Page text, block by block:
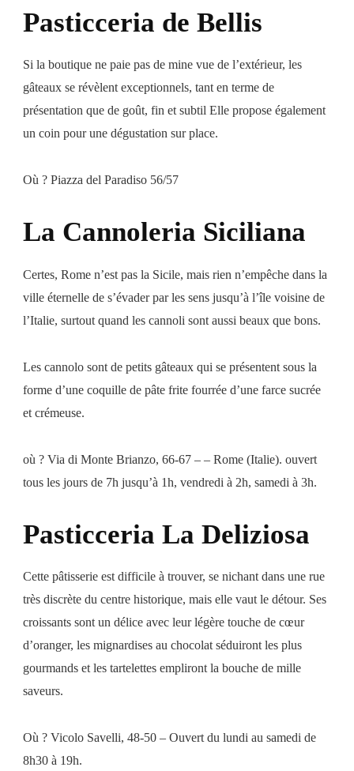
Pasticceria de Bellis
Si la boutique ne paie pas de mine vue de l’extérieur, les
gâteaux se révèlent exceptionnels, tant en terme de
présentation que de goût, fin et subtil Elle propose également
un coin pour une dégustation sur place.
Où ? Piazza del Paradiso 56/57
La Cannoleria Siciliana
Certes, Rome n’est pas la Sicile, mais rien n’empêche dans la
ville éternelle de s’évader par les sens jusqu’à l’île voisine de
l’Italie, surtout quand les cannoli sont aussi beaux que bons.
Les cannolo sont de petits gâteaux qui se présentent sous la
forme d’une coquille de pâte frite fourrée d’une farce sucrée
et crémeuse.
où ? Via di Monte Brianzo, 66-67 – – Rome (Italie). ouvert
tous les jours de 7h jusqu’à 1h, vendredi à 2h, samedi à 3h.
Pasticceria La Deliziosa
Cette pâtisserie est difficile à trouver, se nichant dans une rue
très discrète du centre historique, mais elle vaut le détour. Ses
croissants sont un délice avec leur légère touche de cœur
d’oranger, les mignardises au chocolat séduiront les plus
gourmands et les tartelettes empliront la bouche de mille
saveurs.
Où ? Vicolo Savelli, 48-50 – Ouvert du lundi au samedi de
8h30 à 19h.